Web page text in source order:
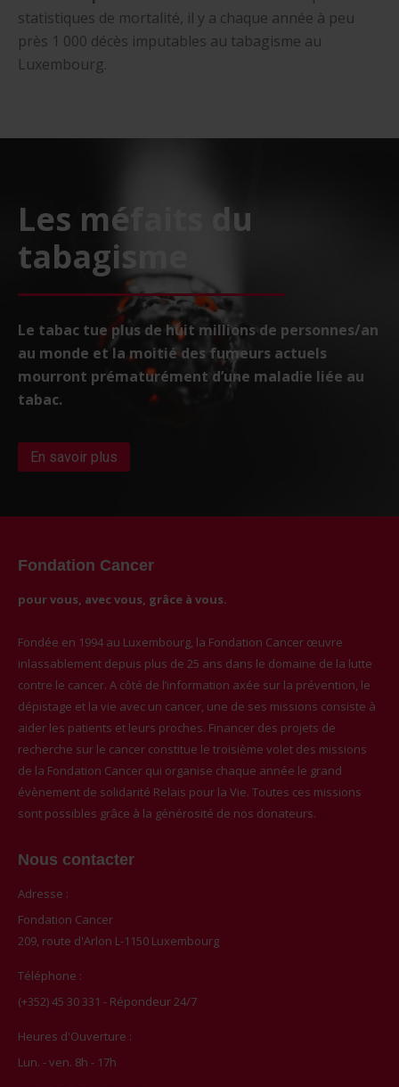
statistiques de mortalité, il y a chaque année à peu
près 1 000 décès imputables au tabagisme au
Luxembourg.
Les méfaits du
tabagisme
Le tabac tue plus de huit millions de personnes/an
au monde et la moitié des fumeurs actuels
mourront prématurément d’une maladie liée au
tabac.
En savoir plus
Fondation Cancer
pour vous, avec vous, grâce à vous.
Fondée en 1994 au Luxembourg, la Fondation Cancer œuvre
inlassablement depuis plus de 25 ans dans le domaine de la lutte
contre le cancer. A côté de l’information axée sur la prévention, le
dépistage et la vie avec un cancer, une de ses missions consiste à
aider les patients et leurs proches. Financer des projets de
recherche sur le cancer constitue le troisième volet des missions
de la Fondation Cancer qui organise chaque année le grand
évènement de solidarité Relais pour la Vie. Toutes ces missions
sont possibles grâce à la générosité de nos donateurs.
Nous contacter
Adresse :
Fondation Cancer
209, route d'Arlon L-1150 Luxembourg
Téléphone :
(+352) 45 30 331 - Répondeur 24/7
Heures d'Ouverture :
Lun. - ven. 8h - 17h